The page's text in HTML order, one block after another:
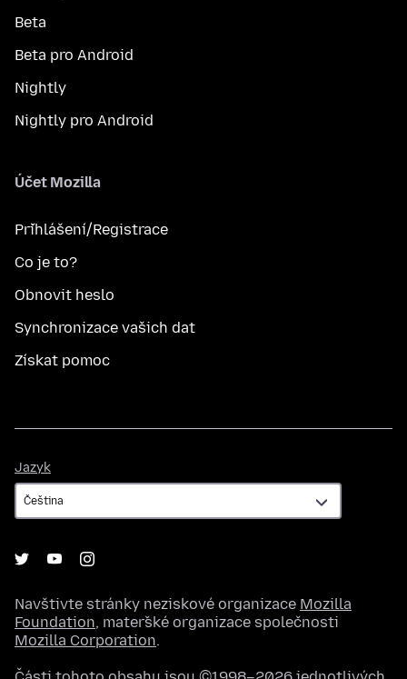
Beta
Beta pro Android
Nightly
Nightly pro Android
Účet Mozilla
Přihlášení/Registrace
Co je to?
Obnovit heslo
Synchronizace vašich dat
Získat pomoc
Jazyk
Navštivte stránky neziskové organizace Mozilla
Foundation, mateřské organizace společnosti
Mozilla Corporation.